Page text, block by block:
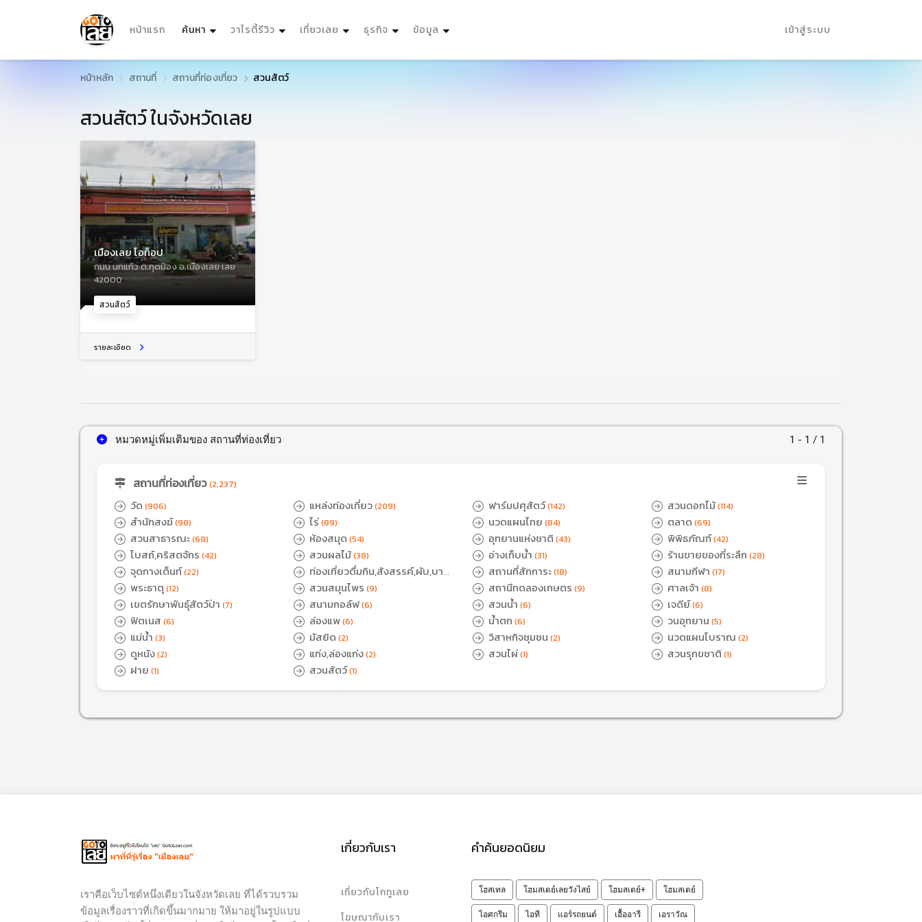
หน้าแรก ค้นหา (current)วาไรตี้รีวิว เที่ยวเลย ธุรกิจ ข้อมูล เข้าสู่ระบบ
หน้าหลัก สถานที่ สถานที่ท่องเที่ยว สวนสัตว์
สวนสัตว์ ในจังหวัดเลย
สวนสัตว์
เมืองเลย โอท็อป
ถนน นกแก้ว ต.กุดป่อง อ.เมืองเลย เลย
42000
รายละเอียด
1 - 1 / 1
หมวดหมู่เพิ่มเติมของ สถานที่ท่องเที่ยว
สถานที่ท่องเที่ยว(2,237)
วัด (906) แหล่งท่องเที่ยว(209) ฟาร์มปศุสัตว์(142) สวนดอกไม้(114)
สำนักสงฆ์(98) ไร่(89) นวดแผนไทย (84) ตลาด (69)
สวนสาธารณะ(68) ห้องสมุด (54) อุทยานแห่งชาติ (43) พิพิธภัณฑ์(42)
โบสถ์,คริสตจักร (42) สวนผลไม้(38) อ่างเก็บน้ำ (31) ร้านขายของที่ระลึก (28)
จุดกางเต็นท์(22) ท่องเที่ยวดื่มกิน,สังสรรค์,ผับ,บาร์
(20)
สถานที่สักการะ(18) สนามกีฬา (17)
พระธาตุ (12) สวนสมุนไพร (9) สถานีทดลองเกษตร (9) ศาลเจ้า (8)
เขตรักษาพันธุ์สัตว์ป่า (7) สนามกอล์ฟ(6) สวนน้ำ (6) เจดีย์(6)
ฟิตเนส (6) ล่องแพ(6) น้ำตก (6) วนอุทยาน (5)
แม่น้ำ (3) มัสยิด (2) วิสาหกิจชุมชน (2) นวดแผนโบราณ (2)
ดูหนัง(2) แก่ง,ล่องแก่ง(2) สวนไผ่(1) สวนรุกขชาติ (1)
ฝาย (1) สวนสัตว์(1)
เราคือเว็บไซต์หนึ่งเดียวในจังหวัดเลย ที่ได้รวบรวม
ข้อมูลเรื่องราวที่เกิดขึ้นมากมาย ให้มาอยู่ในรูปแบบ
เกี่ยวกับเรา
เกี่ยวกับโกทูเลย
โฆษณากับเรา
คำค้นยอดนิยม
โฮสเทล โฮมสเตย์เลยวังไสย์ โฮมสเตย์+ โฮมสเตย์
ไอศกรีม ไอที แอร์รถยนต์ เอื้ออารี เอราวัณ